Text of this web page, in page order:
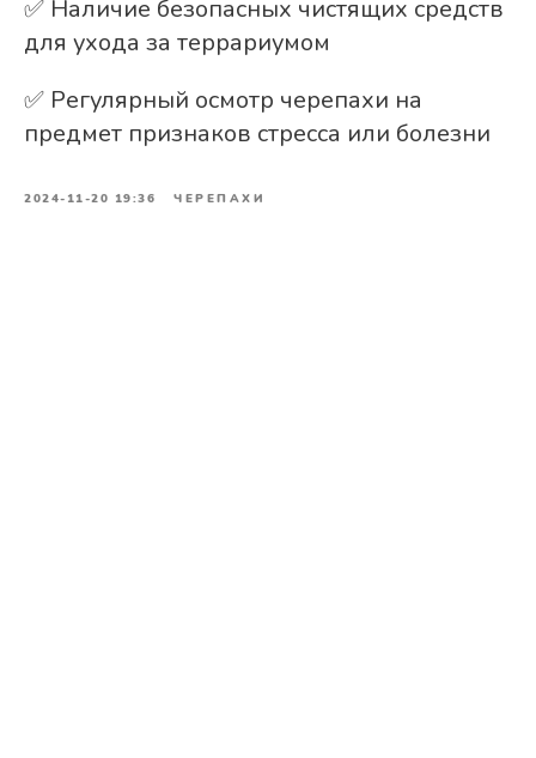
✅ Наличие безопасных чистящих средств
для ухода за террариумом
✅ Регулярный осмотр черепахи на
предмет признаков стресса или болезни
2024-11-20 19:36 ЧЕРЕПАХИ